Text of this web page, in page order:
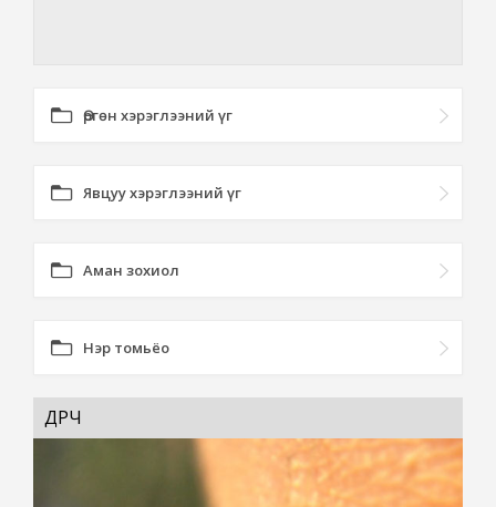
Өргөн хэрэглээний үг
Явцуу хэрэглээний үг
Аман зохиол
Нэр томьёо
ӨДӨРЧ